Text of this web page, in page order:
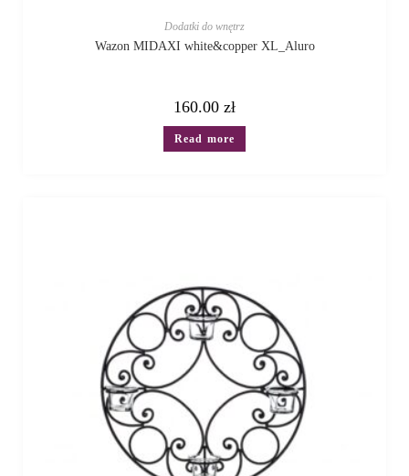
Dodatki do wnętrz
Wazon MIDAXI white&copper XL_Aluro
160.00 zł
Read more